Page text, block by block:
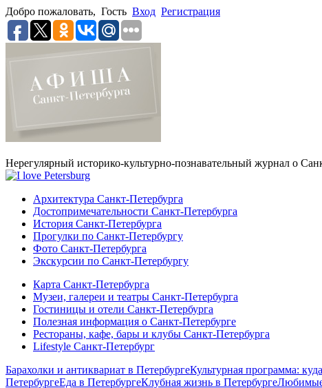
Добро пожаловать, Гость Вход Регистрация
Нерегулярный историко-культурно-познавательный журнал о
Архитектура Санкт-Петербурга
Достопримечательности Санкт-Петербурга
История Санкт-Петербурга
Прогулки по Санкт-Петербургу
Фото Санкт-Петербурга
Экскурсии по Санкт-Петербургу
Карта Санкт-Петербурга
Музеи, галереи и театры Санкт-Петербурга
Гостиницы и отели Санкт-Петербурга
Полезная информация о Санкт-Петербурге
Рестораны, кафе, бары и клубы Санкт-Петербурга
Lifestyle Санкт-Петербург
Барахолки и антиквариат в ПетербургеКультурная программа:
ПетербургеЕда в ПетербургеКлубная жизнь в ПетербургеЛюбимые